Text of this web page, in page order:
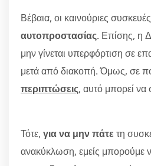
Βέβαια, οι καινούριες
αυτοπροστασίας. Επίσης, η
μην γίνεται υπερφόρτιση σε
μετά από διακοπή. Όμως, σε
περιπτώσεις, αυτό μπορεί να
Τότε, για να μην πάτε τη
ανακύκλωση, εμείς μπορούμε